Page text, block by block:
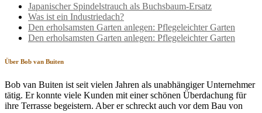
Japanischer Spindelstrauch als Buchsbaum-Ersatz
Was ist ein Industriedach?
Den erholsamsten Garten anlegen: Pflegeleichter Garten
Den erholsamsten Garten anlegen: Pflegeleichter Garten
Über Bob van Buiten
Bob van Buiten ist seit vielen Jahren als unabhängiger Unternehmer
tätig. Er konnte viele Kunden mit einer schönen Überdachung für
ihre Terrasse begeistern. Aber er schreckt auch vor dem Bau von